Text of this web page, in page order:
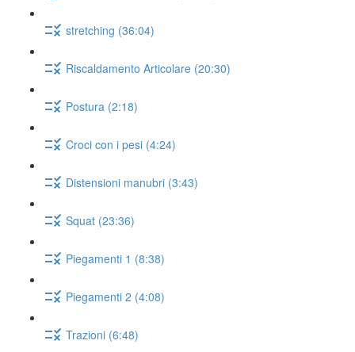
stretching (36:04)
Riscaldamento Articolare (20:30)
Postura (2:18)
Croci con i pesi (4:24)
Distensioni manubri (3:43)
Squat (23:36)
Piegamenti 1 (8:38)
Piegamenti 2 (4:08)
Trazioni (6:48)